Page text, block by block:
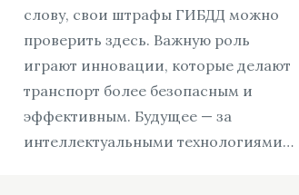
слову, свои штрафы ГИБДД можно
проверить здесь. Важную роль
играют инновации, которые делают
транспорт более безопасным и
эффективным. Будущее — за
интеллектуальными технологиями…